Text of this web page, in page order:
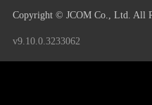
Copyright © JCOM Co., Ltd. All
v9.10.0.3233062